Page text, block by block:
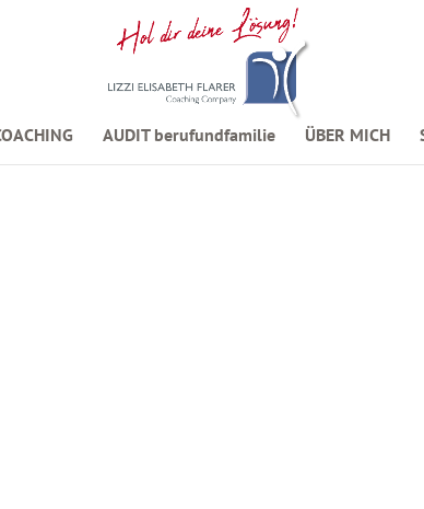
AUDIT berufundfamilie ÜBER MICH